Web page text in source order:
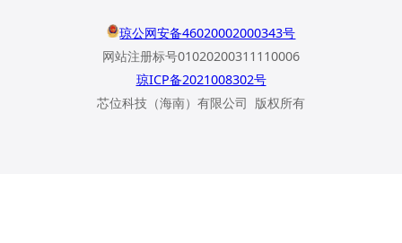
琼公网安备46020002000343号
网站注册标号01020200311110006
琼ICP备2021008302号
芯位科技（海南）有限公司 版权所有